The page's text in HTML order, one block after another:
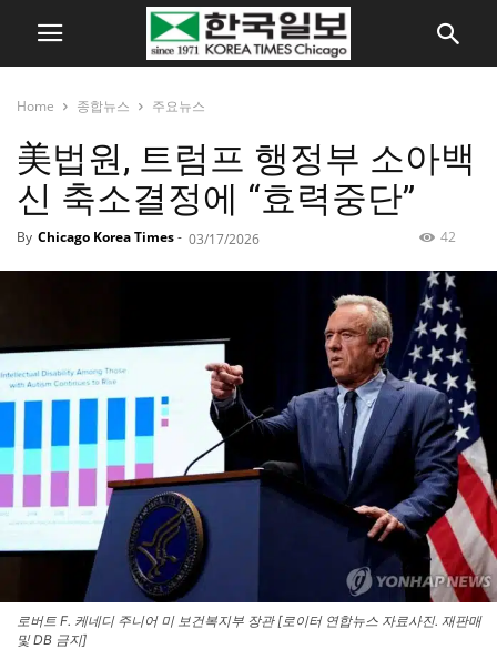
Home 종합뉴스 주요뉴스
美법원, 트럼프 행정부 소아백
신 축소결정에 “효력중단”
By Chicago Korea Times- 03/17/2026 42
로버트 F. 케네디 주니어 미 보건복지부 장관 [로이터 연합뉴스 자료사진. 재판매
및 DB 금지]